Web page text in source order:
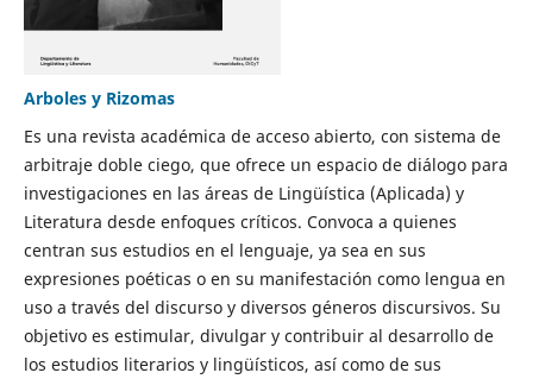
Arboles y Rizomas
Es una revista académica de acceso abierto, con sistema de
arbitraje doble ciego, que ofrece un espacio de diálogo para
investigaciones en las áreas de Lingüística (Aplicada) y
Literatura desde enfoques críticos. Convoca a quienes
centran sus estudios en el lenguaje, ya sea en sus
expresiones poéticas o en su manifestación como lengua en
uso a través del discurso y diversos géneros discursivos. Su
objetivo es estimular, divulgar y contribuir al desarrollo de
los estudios literarios y lingüísticos, así como de sus